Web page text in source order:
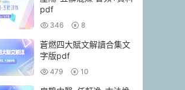
pdf
346 8
蒼燃四大賦文解讀合集文
字版pdf
479 10